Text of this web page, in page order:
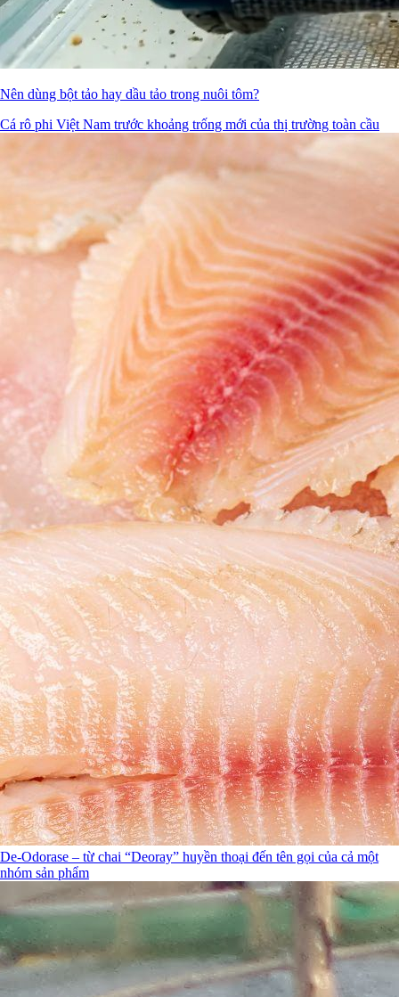
Nên dùng bột tảo hay dầu tảo trong nuôi tôm?
Cá rô phi Việt Nam trước khoảng trống mới của thị trường toàn cầu
De-Odorase – từ chai “Deoray” huyền thoại đến tên gọi của cả một
nhóm sản phẩm